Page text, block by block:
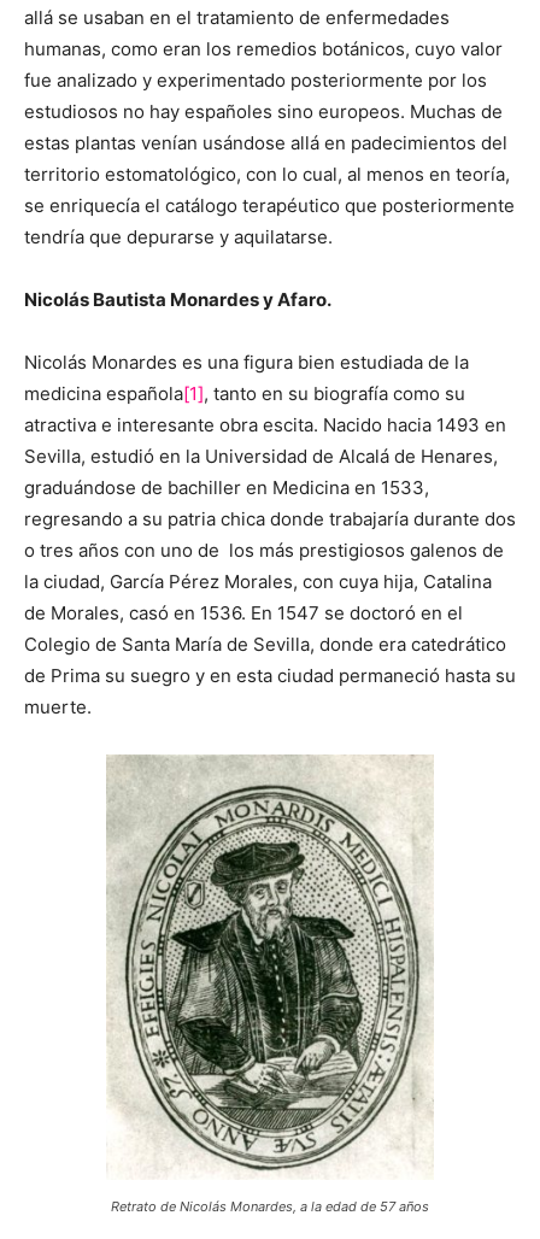
allá se usaban en el tratamiento de enfermedades
humanas, como eran los remedios botánicos, cuyo valor
fue analizado y experimentado posteriormente por los
estudiosos no hay españoles sino europeos. Muchas de
estas plantas venían usándose allá en padecimientos del
territorio estomatológico, con lo cual, al menos en teoría,
se enriquecía el catálogo terapéutico que posteriormente
tendría que depurarse y aquilatarse.
Nicolás Bautista Monardes y Afaro.
Nicolás Monardes es una figura bien estudiada de la
medicina española[1], tanto en su biografía como su
atractiva e interesante obra escita. Nacido hacia 1493 en
Sevilla, estudió en la Universidad de Alcalá de Henares,
graduándose de bachiller en Medicina en 1533,
regresando a su patria chica donde trabajaría durante dos
o tres años con uno de los más prestigiosos galenos de
la ciudad, García Pérez Morales, con cuya hija, Catalina
de Morales, casó en 1536. En 1547 se doctoró en el
Colegio de Santa María de Sevilla, donde era catedrático
de Prima su suegro y en esta ciudad permaneció hasta su
muerte.
Retrato de Nicolás Monardes, a la edad de 57 años